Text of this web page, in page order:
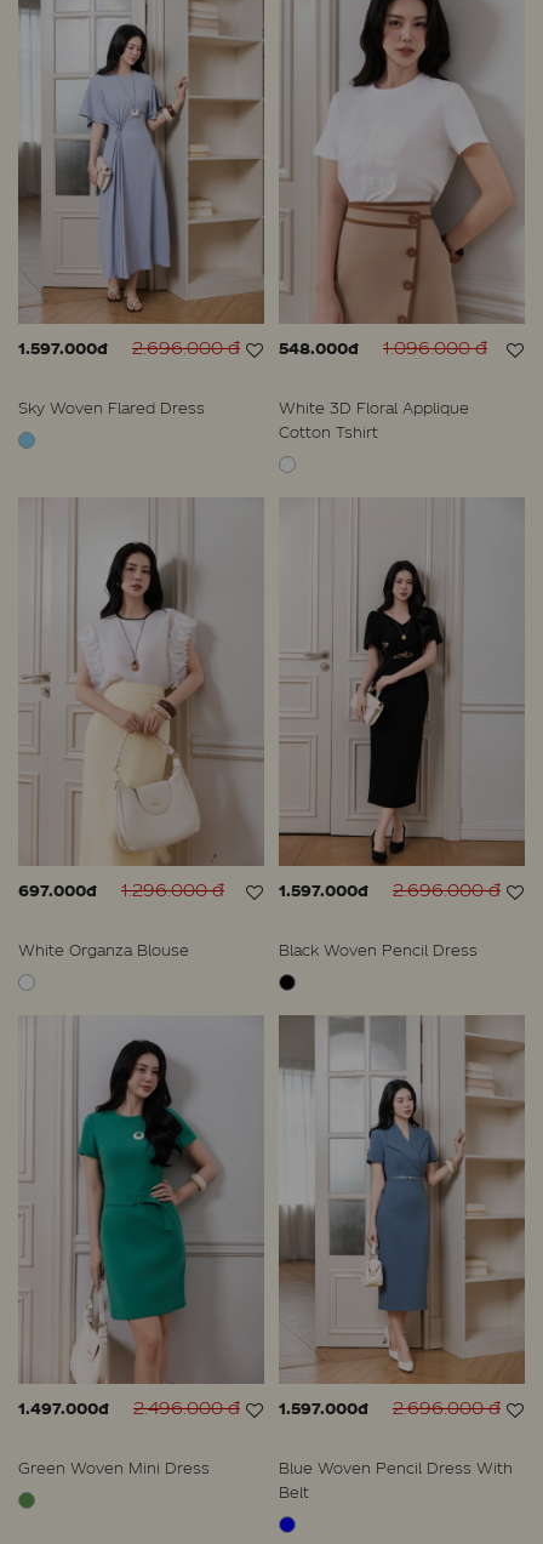
1.597.000đ 2.696.000 đ
Sky Woven Flared Dress
548.000đ 1.096.000 đ
White 3D Floral Applique
Cotton Tshirt
697.000đ 1.296.000 đ
White Organza Blouse
1.597.000đ 2.696.000 đ
Black Woven Pencil Dress
1.497.000đ 2.496.000 đ
Green Woven Mini Dress
1.597.000đ 2.696.000 đ
Blue Woven Pencil Dress With
Belt